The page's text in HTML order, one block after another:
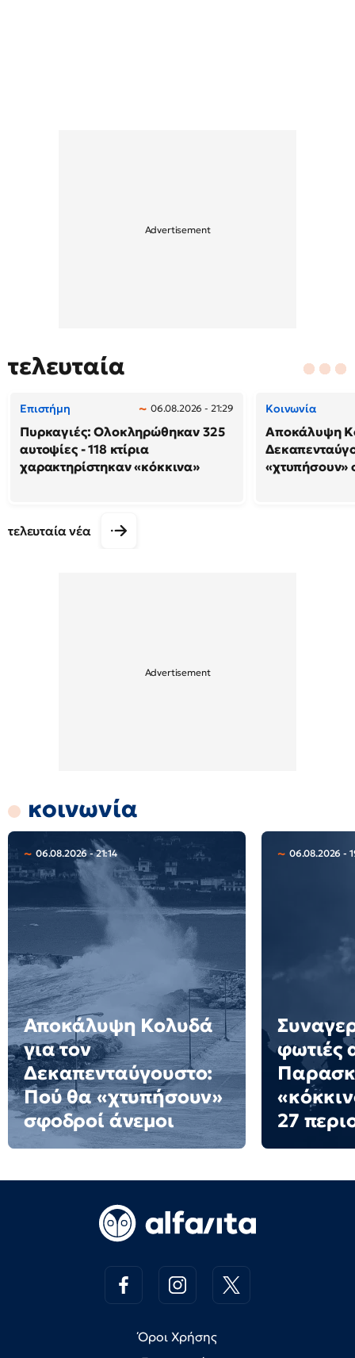
τελευταία
Επιστήμη 06.08.2026 - 21:29
Πυρκαγιές: Ολοκληρώθηκαν 325
αυτοψίες - 118 κτίρια
χαρακτηρίστηκαν «κόκκινα»
Κοινωνία
Αποκάλυψη
«χτυπήσουν»
τελευταία νέα
κοινωνία
06.08.2026 - 21:14
Αποκάλυψη Κολυδά
για τον
Δεκαπενταύγουστο:
Πού θα «χτυπήσουν»
σφοδροί άνεμοι
06.08.2026 -
φωτιές
27
Όροι Χρήσης